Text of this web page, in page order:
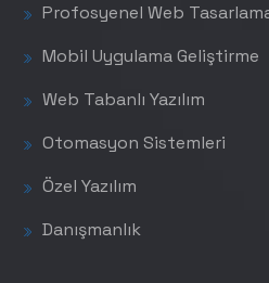
Profosyenel Web
Mobil Uygulama Geliştirme
Web Tabanlı Yazılım
Otomasyon Sistemleri
Özel Yazılım
Danışmanlık